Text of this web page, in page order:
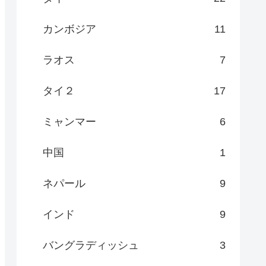
カンボジア 11
ラオス 7
タイ２ 17
ミャンマー 6
中国 1
ネパール 9
インド 9
バングラディッシュ 3